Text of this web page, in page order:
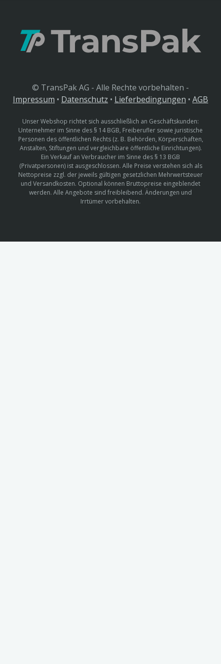
© TransPak AG - Alle Rechte vorbehalten -
Impressum • Datenschutz • Lieferbedingungen • AGB
Unser Webshop richtet sich ausschließlich an Geschäftskunden:
Unternehmer im Sinne des § 14 BGB, Freiberufler sowie juristische
Personen des öffentlichen Rechts (z. B. Behörden, Körperschaften,
Anstalten, Stiftungen und vergleichbare öffentliche Einrichtungen).
Ein Verkauf an Verbraucher im Sinne des § 13 BGB
(Privatpersonen) ist ausgeschlossen. Alle Preise verstehen sich als
Nettopreise zzgl. der jeweils gültigen gesetzlichen Mehrwertsteuer
und Versandkosten. Optional können Bruttopreise eingeblendet
werden. Alle Angebote sind freibleibend. Änderungen und
Irrtümer vorbehalten.